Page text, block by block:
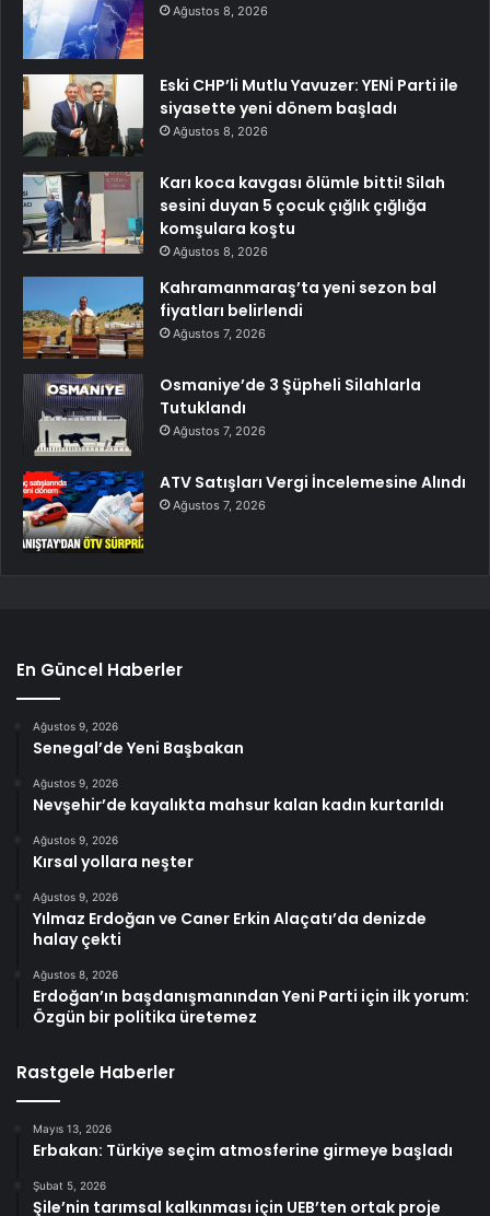
Ağustos 8, 2026
Eski CHP’li Mutlu Yavuzer: YENİ Parti ile
siyasette yeni dönem başladı
Ağustos 8, 2026
Karı koca kavgası ölümle bitti! Silah
sesini duyan 5 çocuk çığlık çığlığa
komşulara koştu
Ağustos 8, 2026
Kahramanmaraş’ta yeni sezon bal
fiyatları belirlendi
Ağustos 7, 2026
Osmaniye’de 3 Şüpheli Silahlarla
Tutuklandı
Ağustos 7, 2026
ATV Satışları Vergi İncelemesine Alındı
Ağustos 7, 2026
En Güncel Haberler
Ağustos 9, 2026
Senegal’de Yeni Başbakan
Ağustos 9, 2026
Nevşehir’de kayalıkta mahsur kalan kadın kurtarıldı
Ağustos 9, 2026
Kırsal yollara neşter
Ağustos 9, 2026
Yılmaz Erdoğan ve Caner Erkin Alaçatı’da denizde
halay çekti
Ağustos 8, 2026
Erdoğan’ın başdanışmanından Yeni Parti için ilk yorum:
Özgün bir politika üretemez
Rastgele Haberler
Mayıs 13, 2026
Erbakan: Türkiye seçim atmosferine girmeye başladı
Şubat 5, 2026
Şile’nin tarımsal kalkınması için UEB’ten ortak proje